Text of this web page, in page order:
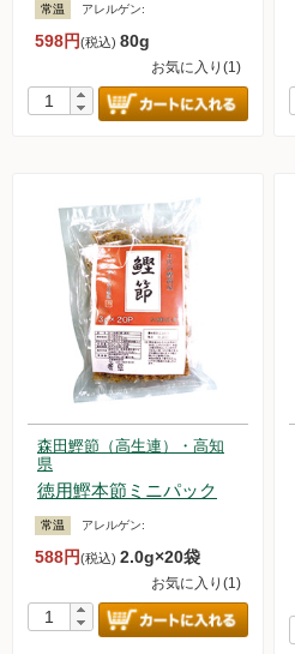
常温 アレルゲン:
598円(税込) 80g
お気に入り(1)
森田鰹節（高生連）・高知
県
徳用鰹本節ミニパック
常温 アレルゲン:
588円(税込) 2.0g×20袋
お気に入り(1)